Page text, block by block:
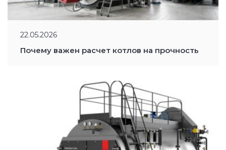
22.05.2026
Почему важен расчет котлов на прочность